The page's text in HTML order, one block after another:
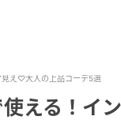
見え♡大人の上品コーデ5選
える！イ